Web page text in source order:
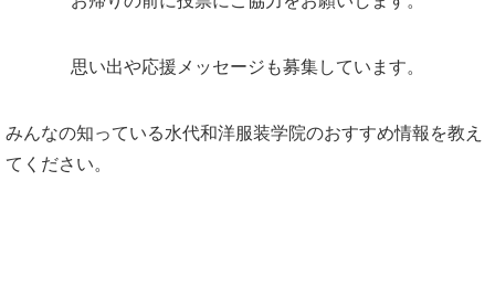
思い出や応援メッセージも募集しています。
みんなの知っている水代和洋服装学院のおすすめ情報を教え
てください。